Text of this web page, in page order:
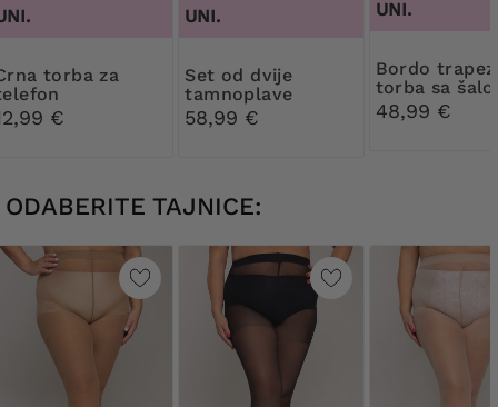
za
€
UNI.
Set od dvije
tamnoplave
torbice
58,99 €
UNI.
Bordo trapezoidna
torba sa
48,99 €
ODABERITE TAJNICE: